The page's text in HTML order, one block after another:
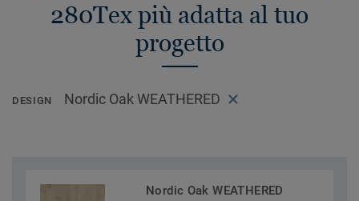
280Tex più adatta al tuo
progetto
DESIGN Nordic Oak WEATHERED
Nordic Oak WEATHERED